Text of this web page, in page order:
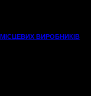
ВИРОБНИКІВ